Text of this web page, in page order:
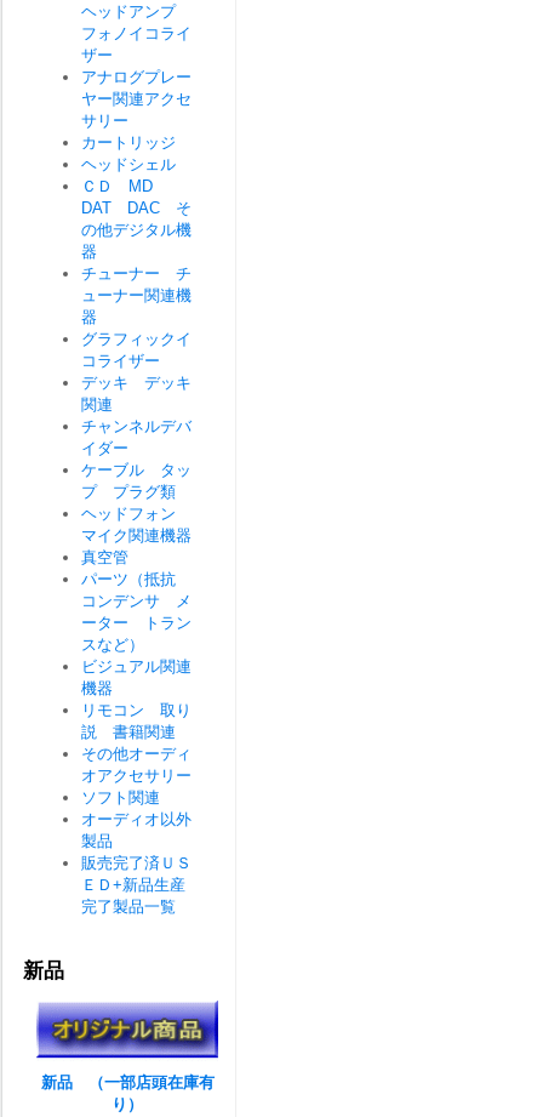
ヘッドアンプ
フォノイコライ
ザー
アナログプレー
ヤー関連アクセ
サリー
カートリッジ
ヘッドシェル
ＣＤ MD
DAT DAC そ
の他デジタル機
器
チューナー チ
ューナー関連機
器
グラフィックイ
コライザー
デッキ デッキ
関連
チャンネルデバ
イダー
ケーブル タッ
プ プラグ類
ヘッドフォン
マイク関連機器
真空管
パーツ（抵抗
コンデンサ メ
ーター トラン
スなど）
ビジュアル関連
機器
リモコン 取り
説 書籍関連
その他オーディ
オアクセサリー
ソフト関連
オーディオ以外
製品
販売完了済ＵＳ
ＥＤ+新品生産
完了製品一覧
新品
新品 （一部店頭在庫有
り）